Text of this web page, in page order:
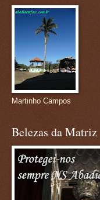
Martinho Campos
Belezas da Matriz